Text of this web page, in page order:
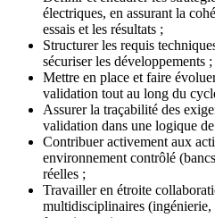
électriques, en assurant la
essais et les résultats ;
Structurer les requis
sécuriser les développements ;
Mettre en place et faire
validation tout au long du
Assurer la traçabilité des
validation dans une logique
Contribuer activement aux
environnement contrôlé
réelles ;
Travailler en étroite
multidisciplinaires (ingénierie,